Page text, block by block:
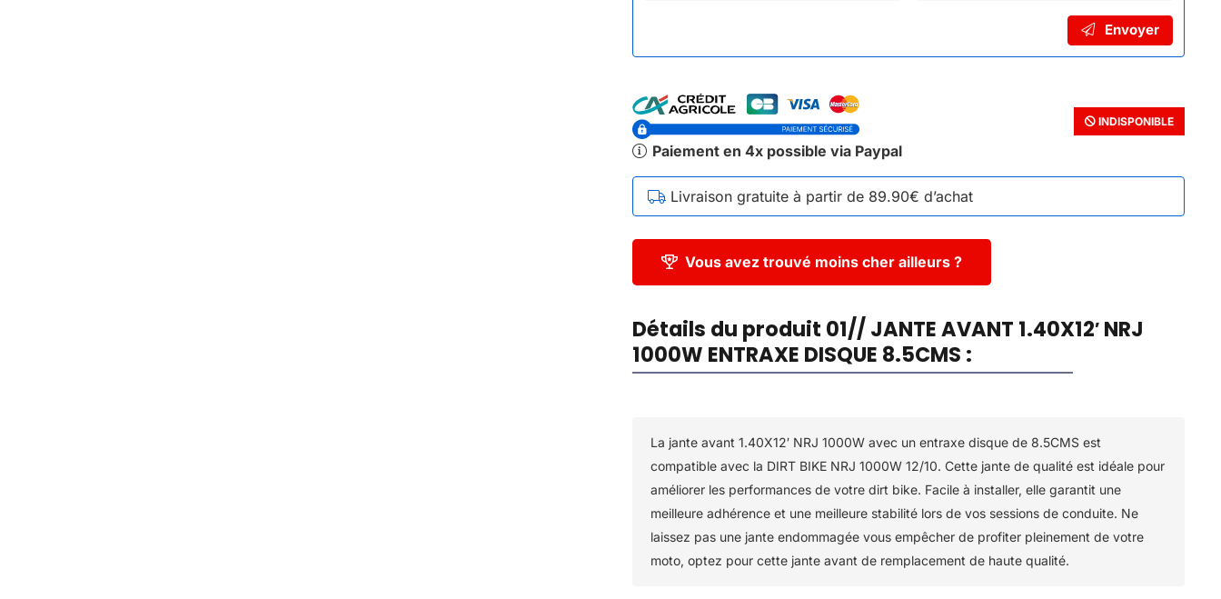
Envoyer
INDISPONIBLE
Paiement en 4x possible via Paypal
Livraison gratuite à partir de 89.90€ d’achat
Vous avez trouvé moins cher ailleurs ?
Détails du produit 01// JANTE AVANT 1.40X12′ NRJ
1000W ENTRAXE DISQUE 8.5CMS :
La jante avant 1.40X12′ NRJ 1000W avec un entraxe disque de 8.5CMS est
compatible avec la DIRT BIKE NRJ 1000W 12/10. Cette jante de qualité est idéale pour
améliorer les performances de votre dirt bike. Facile à installer, elle garantit une
meilleure adhérence et une meilleure stabilité lors de vos sessions de conduite. Ne
laissez pas une jante endommagée vous empêcher de profiter pleinement de votre
moto, optez pour cette jante avant de remplacement de haute qualité.